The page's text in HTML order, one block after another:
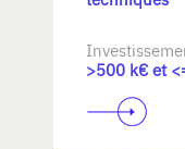
légère.
stock
>500 k€ et